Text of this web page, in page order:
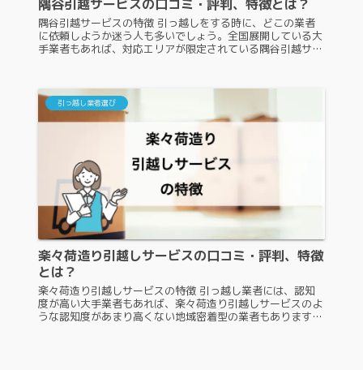
隅谷引越サービスの口コミ・評判、特徴とは？
隅谷引越サービスの特徴 引っ越しをする時に、どこの業者
に依頼しようか迷う人も多いでしょう。全国展開している大
手業者もあれば、対応エリアが限定されている隅谷引越サー
引っ越し業者選び
楽々荷造り引越しサービスの口コミ・評判、特徴
とは？
楽々荷造り引越しサービスの特徴 引っ越し業者には、認知
度が高い大手業者もあれば、楽々荷造り引越しサービスのよ
うな認知度があまり高くない地域密着型の業者もあります。